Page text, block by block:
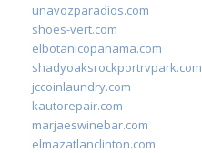
unavozparadios.com
shoes-vert.com
elbotanicopanama.com
shadyoaksrockportrvpark.com
jccoinlaundry.com
kautorepair.com
marjaeswinebar.com
elmazatlanclinton.com